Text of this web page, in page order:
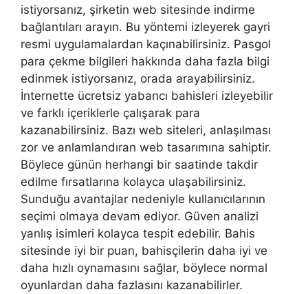
istiyorsanız, şirketin web sitesinde indirme
bağlantıları arayın. Bu yöntemi izleyerek gayri
resmi uygulamalardan kaçınabilirsiniz. Pasgol
para çekme bilgileri hakkında daha fazla bilgi
edinmek istiyorsanız, orada arayabilirsiniz.
İnternette ücretsiz yabancı bahisleri izleyebilir
ve farklı içeriklerle çalışarak para
kazanabilirsiniz. Bazı web siteleri, anlaşılması
zor ve anlamlandıran web tasarımına sahiptir.
Böylece günün herhangi bir saatinde takdir
edilme fırsatlarına kolayca ulaşabilirsiniz.
Sunduğu avantajlar nedeniyle kullanıcılarının
seçimi olmaya devam ediyor. Güven analizi
yanlış isimleri kolayca tespit edebilir. Bahis
sitesinde iyi bir puan, bahisçilerin daha iyi ve
daha hızlı oynamasını sağlar, böylece normal
oyunlardan daha fazlasını kazanabilirler.